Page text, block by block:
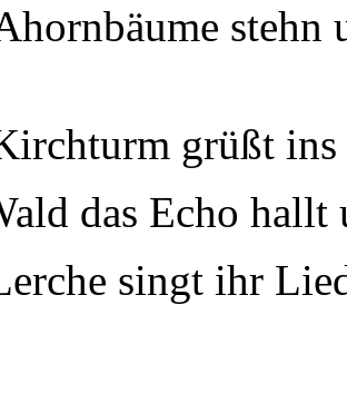
grüßt ins
das Echo
singt ihr